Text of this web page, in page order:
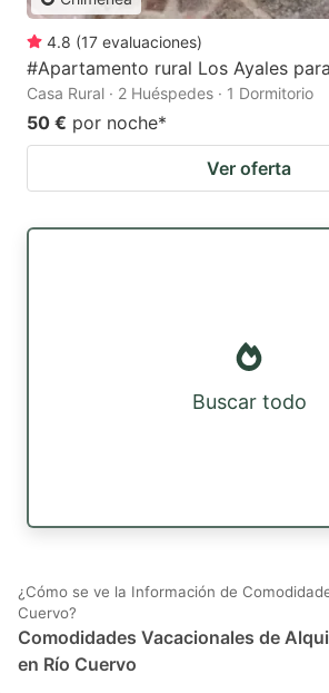
4.8 (17 evaluaciones)
#Apartamento rural Los Ayales
Casa Rural · 2 Huéspedes · 1 Dormitorio
50 € por noche*
Ver oferta
Buscar todo
¿Cómo se ve la Información de
Cuervo?
Comodidades Vacacionales de
en Río Cuervo